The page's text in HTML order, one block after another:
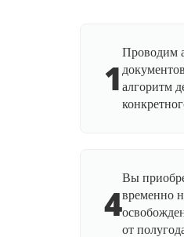
1
Проводим
алгоритм
4
Вы
временно
от